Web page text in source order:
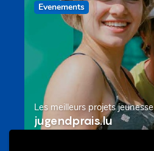
Evenements
Les meilleurs projets jeunesse
jugendprais.lu